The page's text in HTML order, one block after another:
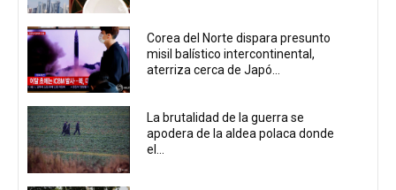
Corea del Norte dispara presunto
misil balístico intercontinental,
aterriza cerca de Japó...
La brutalidad de la guerra se
apodera de la aldea polaca donde
el...